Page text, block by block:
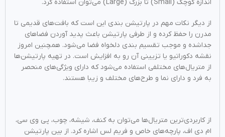
اندازه کوچک (Small) تا بزرگ (Large) می‌توان استفاده کرد.
از دیگر نکات مهم در پارتیشن بندی این است که بافت‌‌های قدیمی تا
مدرن را حفظ کرده و از طرفی پارتیشن باعث پدید آوردن فضا‌‌های
جداشده و موجب تقسیم بندی دلخواه فضا ‌‌می‌شود. همچنین امروز
نقشه دکوراتیو یا تزیینی آن رو به افزایش است. در تهیه پارتیشن‌‌ها
از متریال‌‌های مختلفی استفاده ‌‌می‌شود که دارای ویژگی‌‌های منحصر
به فرد و دارای نما و طرح‌‌های مختلف و زیبا هستند.
از کاربردی‌ترین متریال‌‌ها ‌‌می‌توان به کنف، شیشه، چوب، پی وی سی،
ام دی اف، پارچه‌‌های خاص و فریم لس اشاره کرد. از بین پارتیشن‌‌